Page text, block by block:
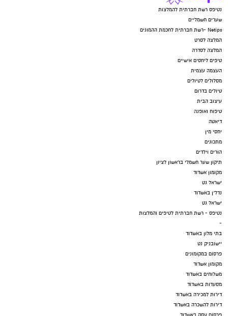
נטיפס רשת חברתית להמלצות
שערים חשמליים
Netips -רשת חברתית לחכמת ההמונים
המלצה לסרט
המלצה לסדרה
טיפים ליחסים אישיים
העצמה עצמית
מסלולים לטיולים
טיולים בדרום
עיצוב הבית
טיפוח ואופנה
דיאטה
יחסי מין
מתכונים
הורים וילדים
תיקון שער חשמלי בראשון לציון
מקומון אשדוד
ישראל נט
נדל"ן באשדוד
ישראל נט
נטיפס - רשת חברתית לטיפים והמלצות
-
בתי מלון באשדוד
יישובניק נט
פרסום במקומונים
מקומון אשדוד
משלוחים באשדוד
מסעדות באשדוד
דירות למכירה באשדוד
דירות להשכרה באשדוד